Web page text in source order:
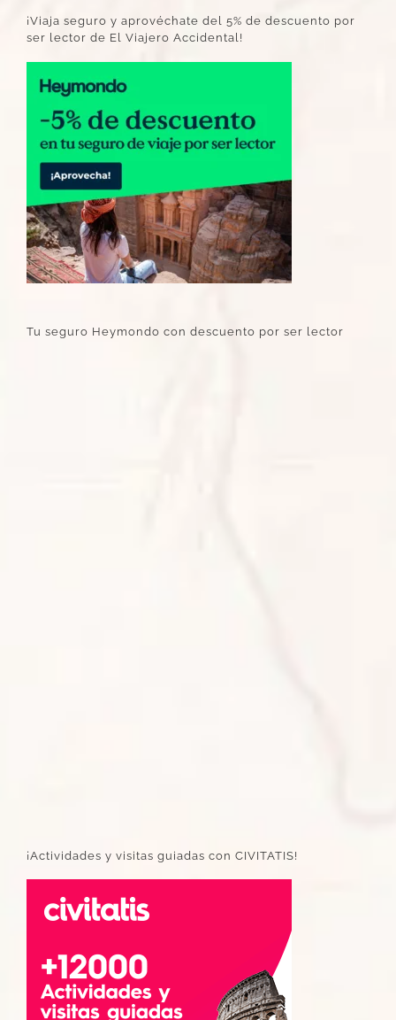
¡Viaja seguro y aprovéchate del 5% de descuento por
ser lector de El Viajero Accidental!
Tu seguro Heymondo con descuento por ser lector
¡Actividades y visitas guiadas con CIVITATIS!